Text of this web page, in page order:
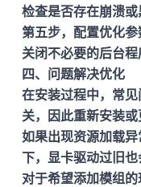
检查是否存在崩溃或
第五步，配置优化
关闭不必要的后台程
四、问题解决优化
在安装过程中，常
关，因此重新安装
如果出现资源加载
下，显卡驱动过旧也
对于希望添加模组